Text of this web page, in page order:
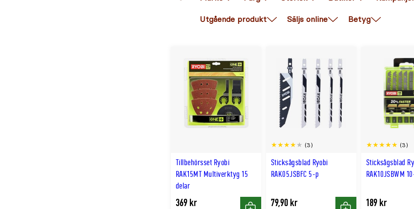
Utgående produkt Säljs online Betyg
Tillbehörsset Ryobi
RAK15MT Multiverktyg 15
delar
369 kr
Sticksågsblad Ryobi
RAK05JSBFC 5-p
(3)
79,90 kr
Sticksågsblad
RAK10JSBWM
(3)
189 kr